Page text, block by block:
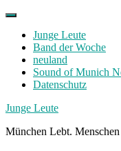
Skip
contentJunge Leute
Band der Woche
neuland
Sound of Munich
Datenschutz
Facebook
Twitter
Instagram
Junge Leute
München Lebt.